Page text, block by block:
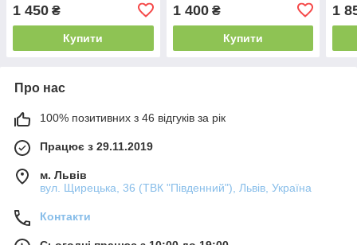
1 450 ₴
Купити
Leilieve 8403
1 400₴
Купити
1
Про нас
100% позитивних з 46 відгуків за рік
Працює з 29.11.2019
м. Львів
вул. Щирецька, 36 (ТВК "Південний"), Львів, Україна
Контакти